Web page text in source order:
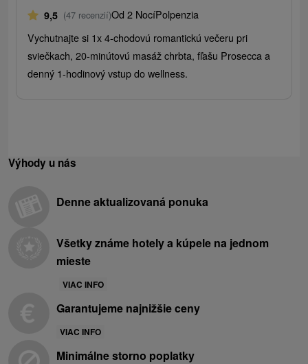
9,5 (47 recenzií)Od 2 NocíPolpenzia
Vychutnajte si 1x 4-chodovú romantickú večeru pri
sviečkach, 20-minútovú masáž chrbta, fľašu Prosecca a
denný 1-hodinový vstup do wellness.
Výhody u nás
Denne aktualizovaná ponuka
Všetky známe hotely a kúpele na jednom
mieste
VIAC INFO
Garantujeme najnižšie ceny
VIAC INFO
Minimálne storno poplatky